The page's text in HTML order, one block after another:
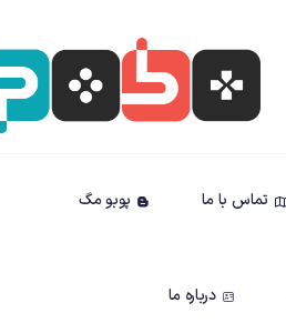
تماس با ما پوبو مگ
درباره ما